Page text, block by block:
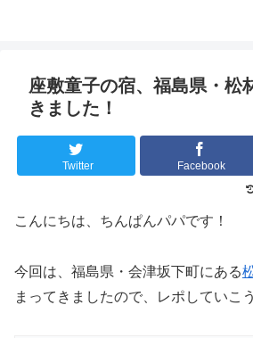
座敷童子の宿、福島県・松
きました！
Twitter Facebook
こんにちは、ちんぱんパパです！
今回は、福島県・会津坂下町にある
まってきましたので、レポしていこ